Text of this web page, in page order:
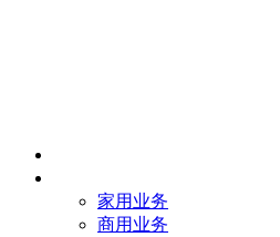
家用业务
商用业务